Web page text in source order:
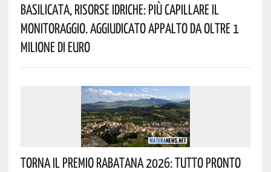
Basilicata, Risorse Idriche: Più Capillare Il
Monitoraggio. Aggiudicato Appalto Da Oltre 1
Milione Di Euro
Torna Il Premio Rabatana 2026: Tutto Pronto